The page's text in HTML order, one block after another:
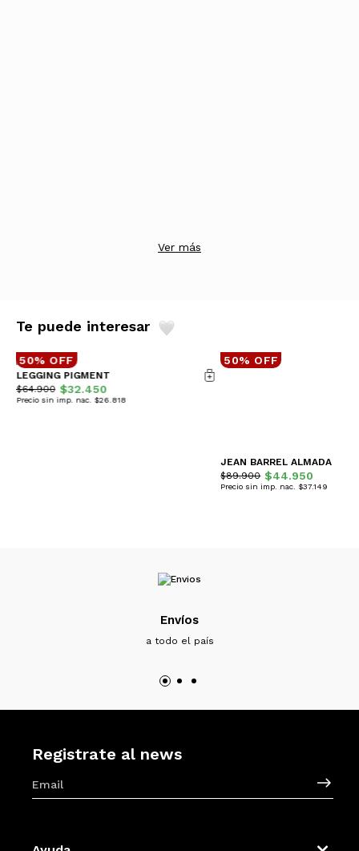
Ver más
Te puede interesar
50% OFF
LEGGING PIGMENT
$64.900 $32.450
Precio sin imp. nac. $26.818
50% OFF
JEAN BARREL ALMADA
$89.900 $44.950
Precio sin imp. nac. $37.149
Envíos
a todo el país
Registrate al news